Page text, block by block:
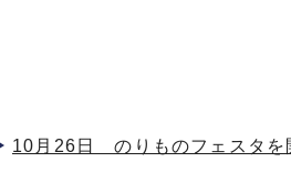
10月26日 のりものフェスタを